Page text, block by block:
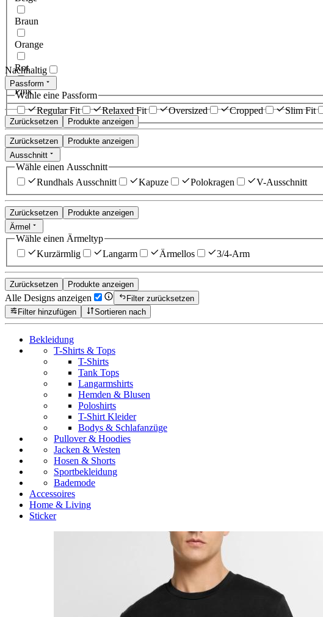
Braun
Orange
Rot
Pink
Zurücksetzen Produkte anzeigen
Nachhaltig
Passform
Wähle eine Passform
Regular Fit
Relaxed Fit Oversized Cropped Slim Fit
Zurücksetzen
Produkte anzeigen
Ausschnitt
Wähle einen Ausschnitt
Rundhals Ausschnitt
Kapuze Polokragen V-Ausschnitt
Zurücksetzen
Produkte anzeigen
Ärmel
Wähle einen Ärmeltyp
Kurzärmlig
Langarm Ärmellos 3/4-Arm
Zurücksetzen Produkte anzeigen
Alle Designs anzeigen
Filter zurücksetzen
Filter hinzufügen
Sortieren nach
Bekleidung
T-Shirts & Tops
T-Shirts
Tank Tops
Langarmshirts
Hemden & Blusen
Poloshirts
T-Shirt Kleider
Bodys & Schlafanzüge
Pullover & Hoodies
Jacken & Westen
Hosen & Shorts
Sportbekleidung
Bademode
Accessoires
Home & Living
Sticker